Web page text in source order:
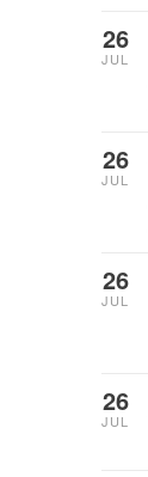
26
JUL
26
JUL
26
JUL
26
JUL